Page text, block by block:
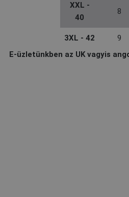
XXL -
40
8
3XL - 42 9
E-üzletünkben az UK vagyis